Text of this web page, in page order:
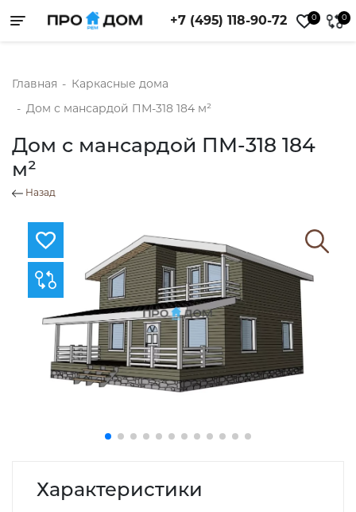
Toggle navigation +7 (495) 118-90-72 0 0
Главная - Каркасные дома
- Дом с мансардой ПМ-318 184 м²
Дом с мансардой ПМ-318 184
м²
Назад
Характеристики